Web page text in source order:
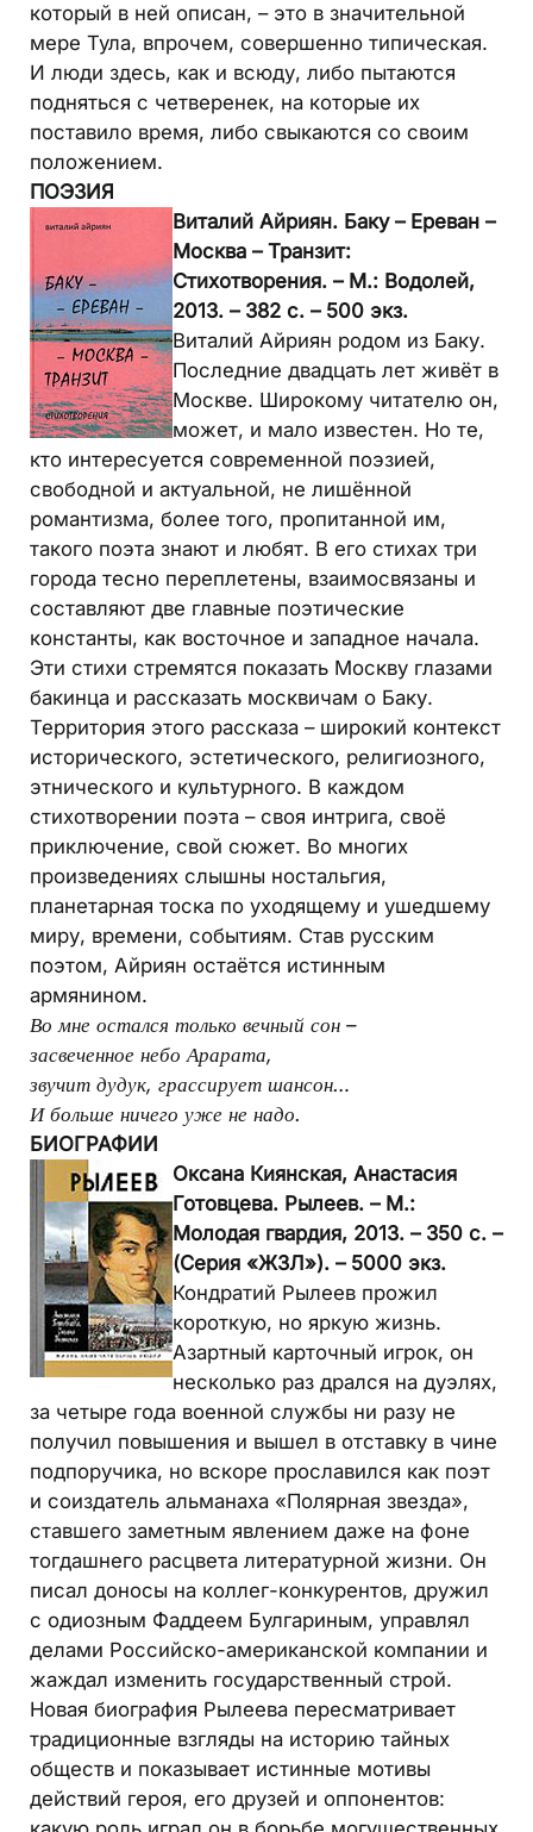
который в ней описан, – это в значительной
мере Тула, впрочем, совершенно типическая.
И люди здесь, как и всюду, либо пытаются
подняться с четверенек, на которые их
поставило время, либо свыкаются со своим
положением.
ПОЭЗИЯ
Виталий Айриян. Баку – Ереван –
Москва – Транзит:
Стихотворения. – М.: Водолей,
2013. – 382 с. – 500 экз.
Виталий Айриян родом из Баку.
Последние двадцать лет живёт в
Москве. Широкому читателю он,
может, и мало известен. Но те,
кто интересуется современной поэзией,
свободной и актуальной, не лишённой
романтизма, более того, пропитанной им,
такого поэта знают и любят. В его стихах три
города тесно переплетены, взаимосвязаны и
составляют две главные поэтические
константы, как восточное и западное начала.
Эти стихи стремятся показать Москву глазами
бакинца и рассказать москвичам о Баку.
Территория этого рассказа – широкий контекст
исторического, эстетического, религиозного,
этнического и культурного. В каждом
стихотворении поэта – своя интрига, своё
приключение, свой сюжет. Во многих
произведениях слышны ностальгия,
планетарная тоска по уходящему и ушедшему
миру, времени, событиям. Став русским
поэтом, Айриян остаётся истинным
армянином.
Во мне остался только вечный сон –
засвеченное небо Арарата,
звучит дудук, грассирует шансон…
И больше ничего уже не надо.
БИОГРАФИИ
Оксана Киянская, Анастасия
Готовцева. Рылеев. – М.:
Молодая гвардия, 2013. – 350 с. –
(Серия «ЖЗЛ»). – 5000 экз.
Кондратий Рылеев прожил
короткую, но яркую жизнь.
Азартный карточный игрок, он
несколько раз дрался на дуэлях,
за четыре года военной службы ни разу не
получил повышения и вышел в отставку в чине
подпоручика, но вскоре прославился как поэт
и соиздатель альманаха «Полярная звезда»,
ставшего заметным явлением даже на фоне
тогдашнего расцвета литературной жизни. Он
писал доносы на коллег-конкурентов, дружил
с одиозным Фаддеем Булгариным, управлял
делами Российско-американской компании и
жаждал изменить государственный строй.
Новая биография Рылеева пересматривает
традиционные взгляды на историю тайных
обществ и показывает истинные мотивы
действий героя, его друзей и оппонентов: